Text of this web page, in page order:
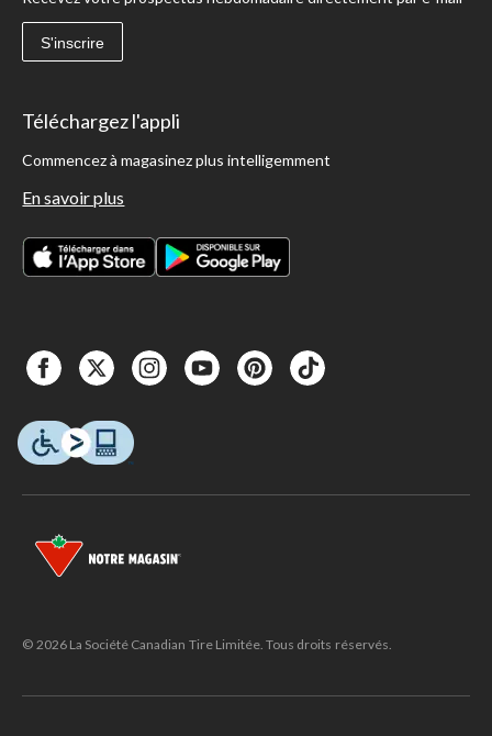
S'inscrire
Téléchargez l'appli
Commencez à magasinez plus intelligemment
En savoir plus
© 2026 La Société Canadian Tire Limitée. Tous droits réservés.